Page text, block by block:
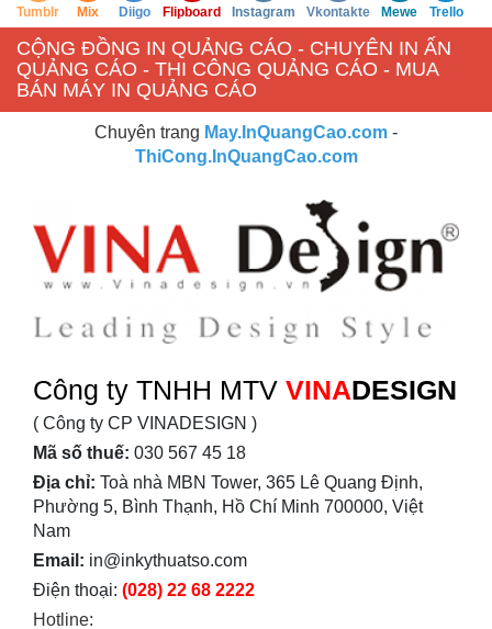
Tumblr Mix Diigo Flipboard Instagram Vkontakte Mewe Trello
CỘNG ĐỒNG IN QUẢNG CÁO - CHUYÊN IN ẤN
QUẢNG CÁO - THI CÔNG QUẢNG CÁO - MUA
BÁN MÁY IN QUẢNG CÁO
Chuyên trang May.InQuangCao.com -
ThiCong.InQuangCao.com
Công ty TNHH MTV VINADESIGN
( Công ty CP VINADESIGN )
Mã số thuế: 030 567 45 18
Địa chỉ: Toà nhà MBN Tower, 365 Lê Quang Định,
Phường 5, Bình Thạnh, Hồ Chí Minh 700000, Việt
Nam
Email: in@inkythuatso.com
Điện thoại: (028) 22 68 2222
Hotline: